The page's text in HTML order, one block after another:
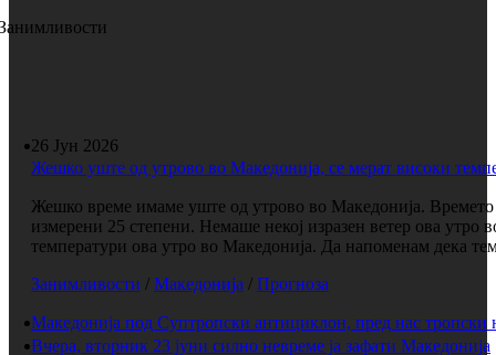
26 Јун 2026
Жешко уште од утрово во Македонија, се мерат високи
Жешко време имаме уште од утрово во Македонија. Времето
измерени 25 степени. Немаше некој изразен ветер ова
температури ова утро во Македонија. Да напоменам дека
Занимливости / Македонија / Прогноза
Македонија под Суптропски антициклон, пред нас тропски
Вчера, вторник 23 јуни силно невреме ја зафати Македонија